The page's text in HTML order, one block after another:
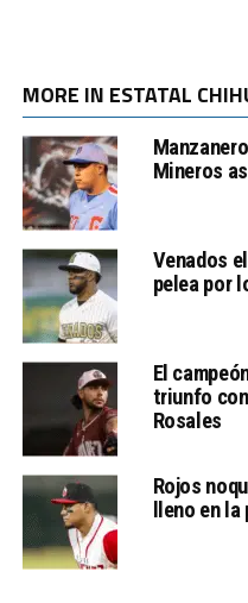
MORE IN ESTATAL
Mineros
Venados
pelea por
El
triunfo
Rosales
Rojos
lleno en